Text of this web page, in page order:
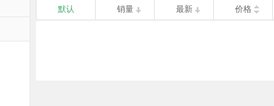
默认 销量 最新 价格